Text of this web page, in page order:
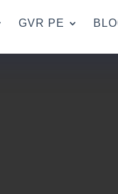
GVR PE